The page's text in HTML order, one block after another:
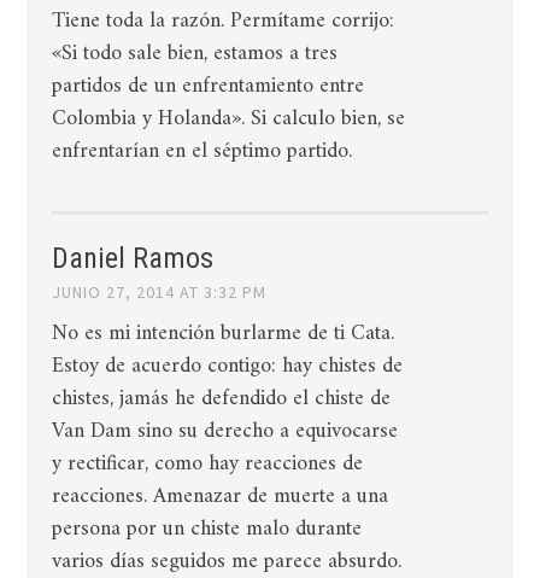
Tiene toda la razón. Permítame corrijo:
«Si todo sale bien, estamos a tres
partidos de un enfrentamiento entre
Colombia y Holanda». Si calculo bien, se
enfrentarían en el séptimo partido.
Daniel Ramos
JUNIO 27, 2014 AT 3:32 PM
No es mi intención burlarme de ti Cata.
Estoy de acuerdo contigo: hay chistes de
chistes, jamás he defendido el chiste de
Van Dam sino su derecho a equivocarse
y rectificar, como hay reacciones de
reacciones. Amenazar de muerte a una
persona por un chiste malo durante
varios días seguidos me parece absurdo.